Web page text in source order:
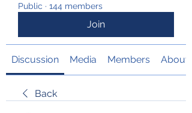
Public · 144 members
Join
Discussion Media Members About
Back